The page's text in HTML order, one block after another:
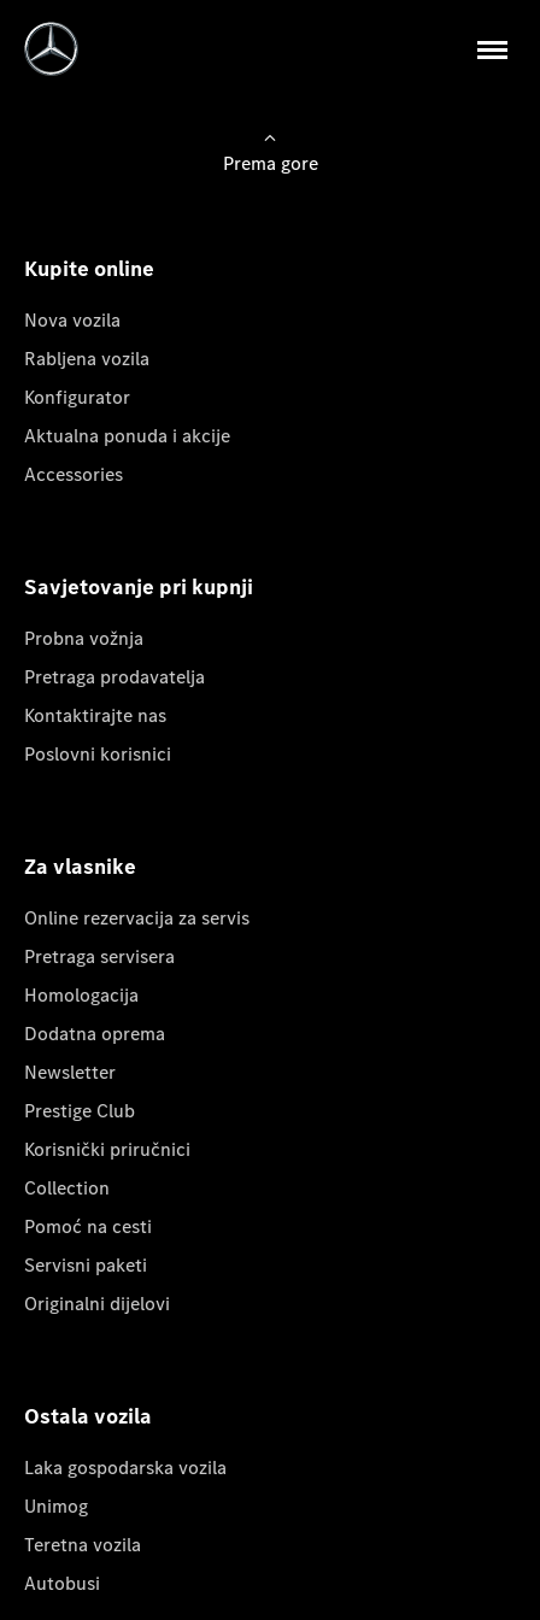
Prema gore
Kupite online
Nova vozila
Rabljena vozila
Konfigurator
Aktualna ponuda i akcije
Accessories
Savjetovanje pri kupnji
Probna vožnja
Pretraga prodavatelja
Kontaktirajte nas
Poslovni korisnici
Za vlasnike
Online rezervacija za servis
Pretraga servisera
Homologacija
Dodatna oprema
Newsletter
Prestige Club
Korisnički priručnici
Collection
Pomoć na cesti
Servisni paketi
Originalni dijelovi
Ostala vozila
Laka gospodarska vozila
Unimog
Teretna vozila
Autobusi